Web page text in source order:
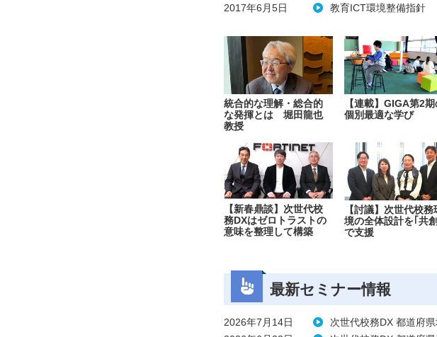
2017年6月5日
教育ICT環境整備指針
統合的な理解・総合的
な発揮とは 堀田龍也
教授
【連載】GIGA第2期
個別最適な学び
【新春鼎談】次世代校
務DXはゼロトラストの
意味を整理して構築
【討議】次世代校務
境の全体設計を｢共
で支援
最新セミナー情報
2026年7月14日
次世代校務DX 都道府